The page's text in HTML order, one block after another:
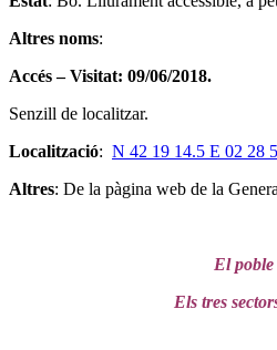
Altres noms:
Accés – Visitat: 09/06/2018.
Senzill de localitzar.
Localització: N 42 19 14.5 E 02 28
Altres: De la pàgina web de la
El
Els tres